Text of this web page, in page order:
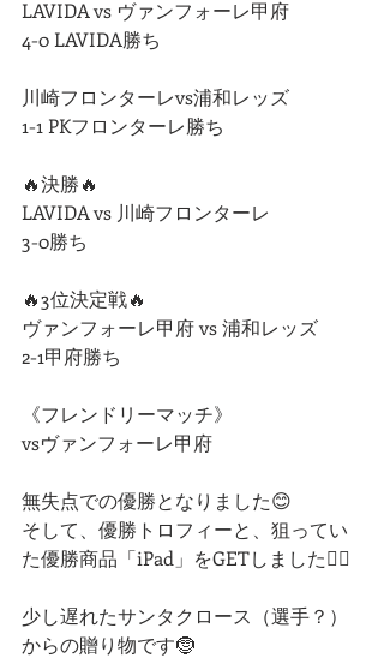
LAVIDA vs ヴァンフォーレ甲府
4-0 LAVIDA勝ち
川崎フロンターレvs浦和レッズ
1-1 PKフロンターレ勝ち
🔥決勝🔥
LAVIDA vs 川崎フロンターレ
3-0勝ち
🔥3位決定戦🔥
ヴァンフォーレ甲府 vs 浦和レッズ
2-1甲府勝ち
《フレンドリーマッチ》
vsヴァンフォーレ甲府
無失点での優勝となりました😊
そして、優勝トロフィーと、狙ってい
た優勝商品「iPad」をGETしました👍🏻
少し遅れたサンタクロース（選手？）
からの贈り物です🤶